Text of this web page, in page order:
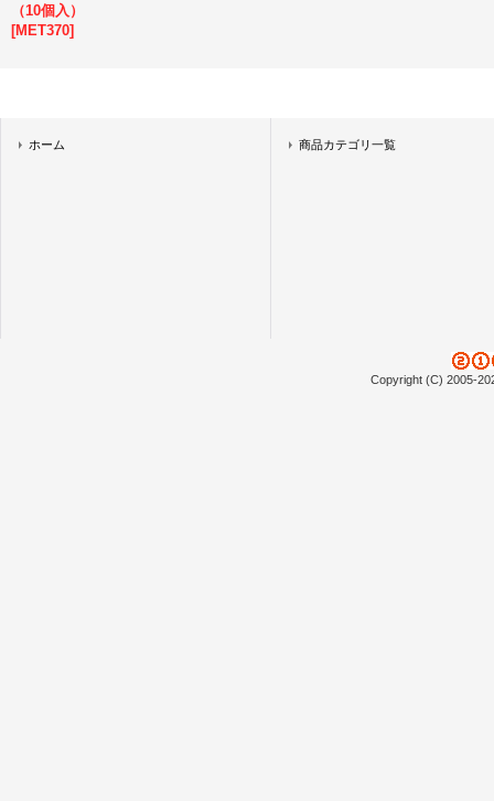
（10個入）
[MET370]
ホーム 商品カテゴリ一覧
Copyright (C) 2005-